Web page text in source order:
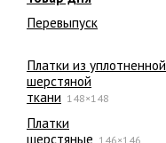
Перевыпуск
Платки из уплотненной
шерстяной
ткани 148×148
Платки
шерстяные 146×146